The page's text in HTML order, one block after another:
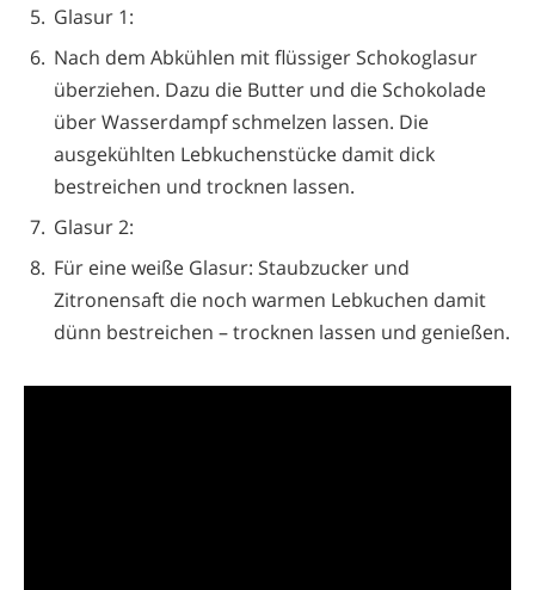
Glasur 1:
Nach dem Abkühlen mit flüssiger Schokoglasur
überziehen. Dazu die Butter und die Schokolade
über Wasserdampf schmelzen lassen. Die
ausgekühlten Lebkuchenstücke damit dick
bestreichen und trocknen lassen.
Glasur 2:
Für eine weiße Glasur: Staubzucker und
Zitronensaft die noch warmen Lebkuchen damit
dünn bestreichen – trocknen lassen und genießen.